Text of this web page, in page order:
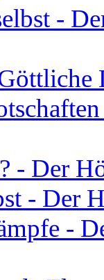
-
- Der
- Der
-